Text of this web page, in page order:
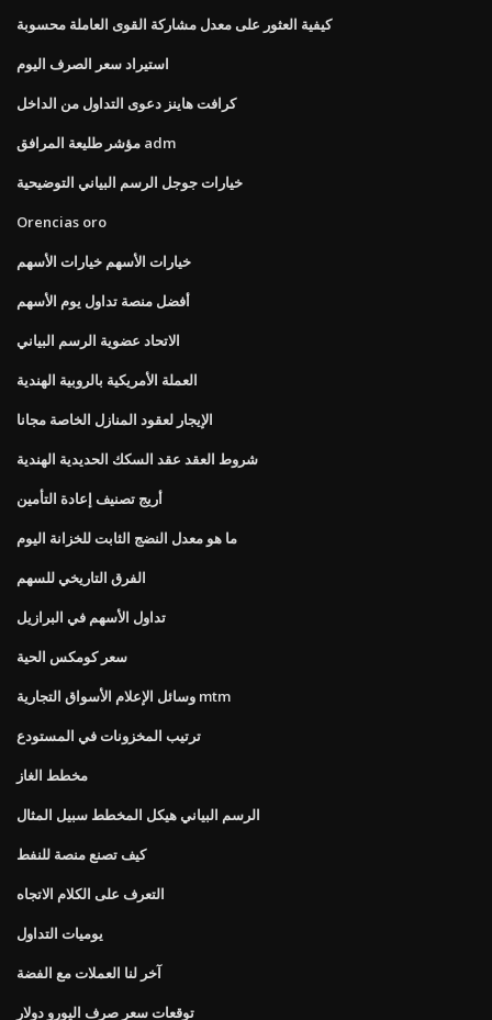
كيفية العثور على معدل مشاركة القوى العاملة محسوبة
استيراد سعر الصرف اليوم
كرافت هاينز دعوى التداول من الداخل
مؤشر طليعة المرافق adm
خيارات جوجل الرسم البياني التوضيحية
Orencias oro
خيارات الأسهم خيارات الأسهم
أفضل منصة تداول يوم الأسهم
الاتحاد عضوية الرسم البياني
العملة الأمريكية بالروبية الهندية
الإيجار لعقود المنازل الخاصة مجانا
شروط العقد عقد السكك الحديدية الهندية
أريج تصنيف إعادة التأمين
ما هو معدل النضج الثابت للخزانة اليوم
الفرق التاريخي للسهم
تداول الأسهم في البرازيل
سعر كومكس الحية
وسائل الإعلام الأسواق التجارية mtm
ترتيب المخزونات في المستودع
مخطط الغاز
الرسم البياني هيكل المخطط سبيل المثال
كيف تصنع منصة للنفط
التعرف على الكلام الاتجاه
يوميات التداول
آخر لنا العملات مع الفضة
توقعات سعر صرف اليورو دولار